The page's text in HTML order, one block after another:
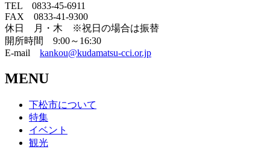
TEL 0833-45-6911
FAX 0833-41-9300
休日 月・木 ※祝日の場合は振替
開所時間 9:00～16:30
E-mail kankou@kudamatsu-cci.or.jp
MENU
下松市について
特集
イベント
観光